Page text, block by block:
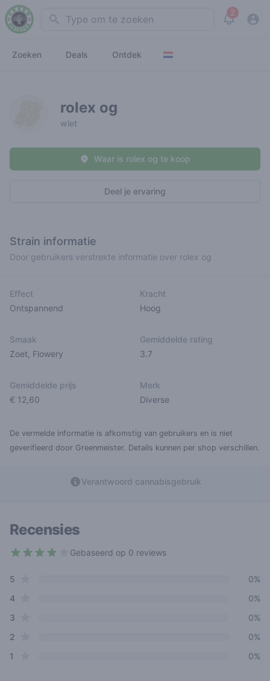
Search 2
View
Zoeken Deals Ontdek
rolex og
wiet
Deel je ervaring
Waar is rolex og te koop
Strain informatie
Door gebruikers verstrekte informatie over rolex og
Effect
Ontspannend
Kracht
Hoog
Smaak
Zoet Flowery
Gemiddelde rating
3.7
Gemiddelde prijs
€ 12,60
Merk
Diverse
De vermelde informatie is afkomstig van gebruikers en is niet
geverifieerd door Greenmeister. Details kunnen per shop verschillen.
Verantwoord cannabisgebruik
Recensies
Gebaseerd op 0 reviews
Review data
5
0%
4star reviews
0%
3
0%
2
0%
1
0%